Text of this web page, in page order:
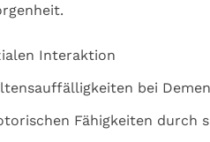
Interaktion
bei
Fähigkeiten durch